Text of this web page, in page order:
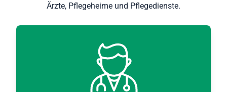
Ärzte, Pflegeheime und Pflegedienste.